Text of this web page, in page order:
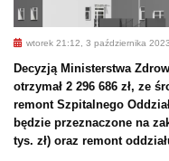
wtorek 21:12, 3 października 2023
Decyzją Ministerstwa
otrzymał 2 296 686 zł, ze
remont Szpitalnego
będzie przeznaczone na
tys. zł) oraz remont